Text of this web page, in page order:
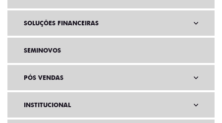
SOLUÇÕES FINANCEIRAS
SEMINOVOS
PÓS VENDAS
INSTITUCIONAL